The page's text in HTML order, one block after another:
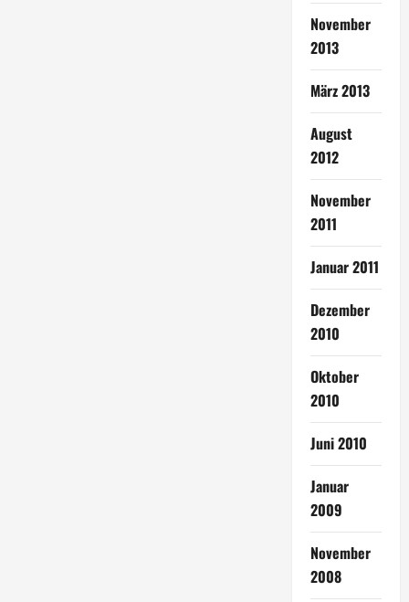
November
2013
März 2013
August
2012
November
2011
Januar 2011
Dezember
2010
Oktober
2010
Juni 2010
Januar
2009
November
2008